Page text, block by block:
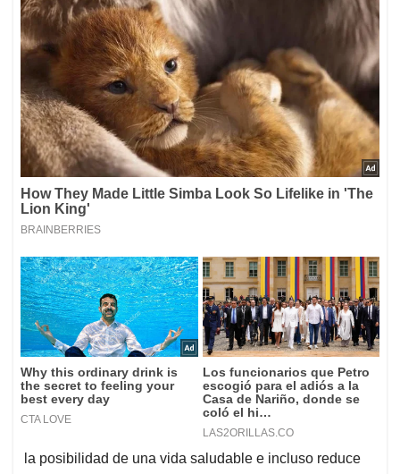
la posibilidad de una vida saludable e incluso reduce